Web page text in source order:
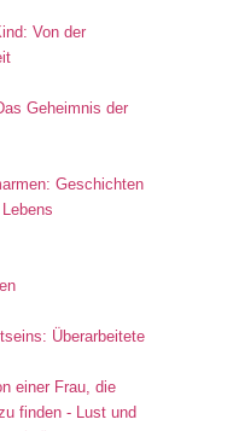
Von der
Geheimnis der
Geschichten
Überarbeitete
einer Frau, die
finden - Lust und